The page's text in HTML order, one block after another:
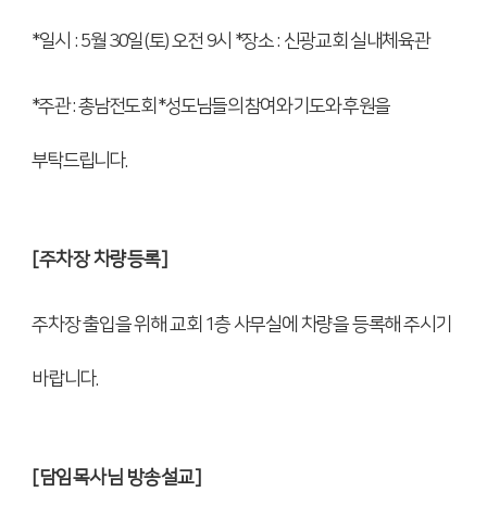
*일시 : 5월 30일(토)오전 9시 *장소: 신광교회 실내체육관
*주관:총남전도회 *성도님들의 참여와 기도와 후원을
부탁드립니다.
[주차장 차량등록]
주차장 출입을 위해 교회 1층 사무실에 차량을 등록해 주시기
바랍니다.
[담임목사님 방송설교]